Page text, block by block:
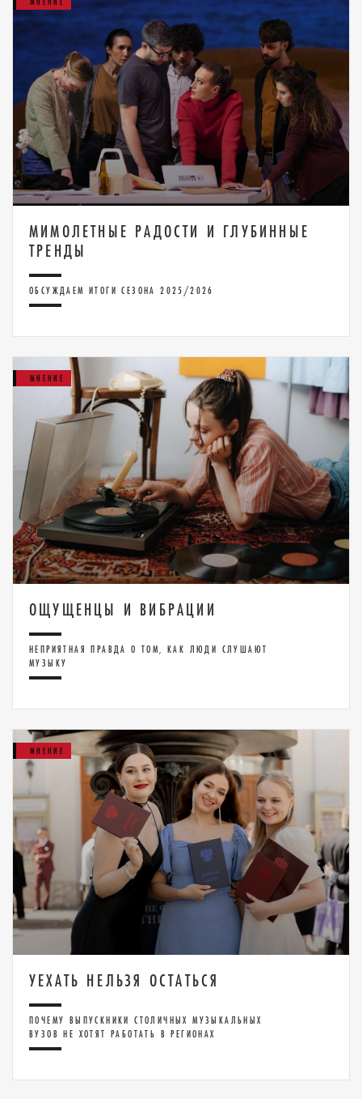
МНЕНИЕ
МИМОЛЕТНЫЕ РАДОСТИ И ГЛУБИННЫЕ
ТРЕНДЫ
ОБСУЖДАЕМ ИТОГИ СЕЗОНА 2025/2026
МНЕНИЕ
ОЩУЩЕНЦЫ И ВИБРАЦИИ
НЕПРИЯТНАЯ ПРАВДА О ТОМ, КАК ЛЮДИ СЛУШАЮТ
МУЗЫКУ
МНЕНИЕ
УЕХАТЬ НЕЛЬЗЯ ОСТАТЬСЯ
ПОЧЕМУ ВЫПУСКНИКИ СТОЛИЧНЫХ МУЗЫКАЛЬНЫХ
ВУЗОВ НЕ ХОТЯТ РАБОТАТЬ В РЕГИОНАХ